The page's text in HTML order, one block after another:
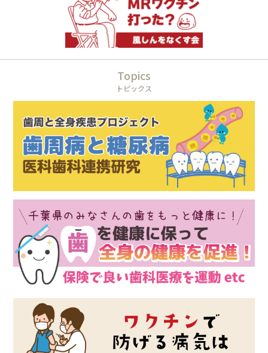
Topics
トピックス